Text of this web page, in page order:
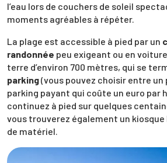
l’eau lors de couchers de soleil
moments agréables à répéter.
La plage est accessible à pied par un
randonnée peu exigeant ou en
terre d’environ 700 mètres, qui se
parking(vous pouvez choisir entre
parking payant qui coûte un euro par
continuez à pied sur quelques
vous trouverez également un
de matériel.